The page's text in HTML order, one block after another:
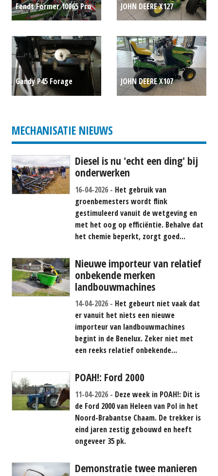
Fendt Former 10065 Pro
JOHN DEERE X127
€ 4.080
Gandy P45 Forage
JOHN DEERE X107
MECHANISATIE NIEUWS
Diesel is nu 'echt een ding' bij
onderwerken
16-04-2026
Het gebruik van
groenbemesters wordt flink
gestimuleerd vanuit de wetgeving en
met het oog op efficiëntie. Behalve dat
het chemie beperkt, zorgt goed...
Nieuwe importeur van relatief
onbekende merken
landbouwmachines
14-04-2026
Het gebeurt niet vaak dat
er vanuit het niets een nieuwe
importeur van landbouwmachines
begint in de Benelux. Zeker niet met
een reeks relatief onbekende...
POAH!: Ford 2000
11-04-2026
Deze week in POAH!: Dit is
de Ford 2000 van Heleen van Pol in het
Noord-Brabantse Chaam. De trekker is
eind jaren zestig gebouwd en heeft
ongeveer 35 pk.
Demonstratie twee manieren